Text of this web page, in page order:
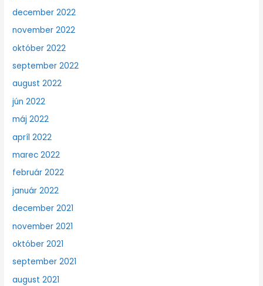
december 2022
november 2022
október 2022
september 2022
august 2022
jún 2022
máj 2022
apríl 2022
marec 2022
február 2022
január 2022
december 2021
november 2021
október 2021
september 2021
august 2021